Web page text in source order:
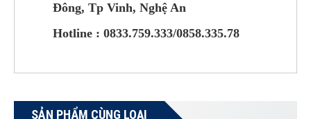
Đông, Tp Vinh, Nghệ An
Hotline : 0833.759.333/0858.335.78
SẢN PHẨM CÙNG LOẠI